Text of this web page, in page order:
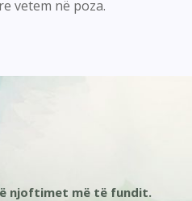
vetem në poza.
njoftimet më të fundit.